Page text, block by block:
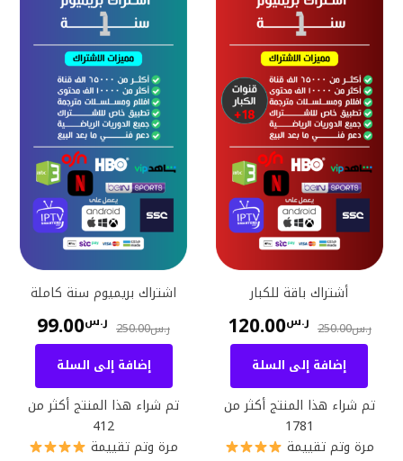
أشتراك باقة للكبار
ر.س250.00 ر.س120.00
إضافة إلى السلة
تم شراء هذا المنتج أكثر من
1781
مرة وتم تقييمة
اشتراك بريميوم سنة كاملة
ر.س250.00 ر.س99.00
إضافة إلى السلة
تم شراء هذا المنتج أكثر من
412
مرة وتم تقييمة